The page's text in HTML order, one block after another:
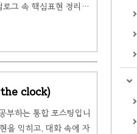
그 속 핵심표현 정리3.
는 오늘
the clock)
부하는 통합 포스팅입니
을 익히고, 대화 속에 자